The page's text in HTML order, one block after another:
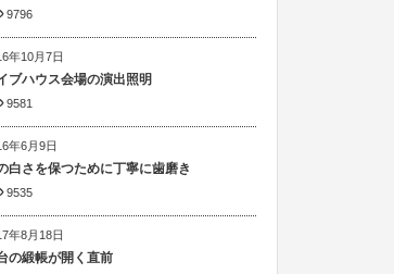
9796
年10月7日
ブハウス会場の演出照明
9581
年6月9日
白さを保つために丁寧に歯磨き
9535
年8月18日
の緞帳が開く直前